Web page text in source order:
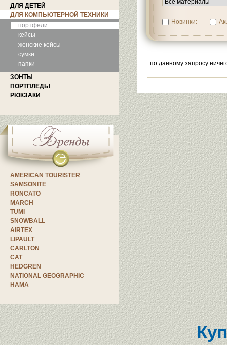
ДЛЯ ДЕТЕЙ
ДЛЯ КОМПЬЮТЕРНОЙ ТЕХНИКИ
портфели
кейсы
женские кейсы
сумки
папки
ЗОНТЫ
ПОРТПЛЕДЫ
РЮКЗАКИ
AMERICAN TOURISTER
SAMSONITE
RONCATO
MARCH
TUMI
SNOWBALL
AIRTEX
LIPAULT
CARLTON
CAT
HEDGREN
NATIONAL GEOGRAPHIC
HAMA
Новинки:
по данному запросу